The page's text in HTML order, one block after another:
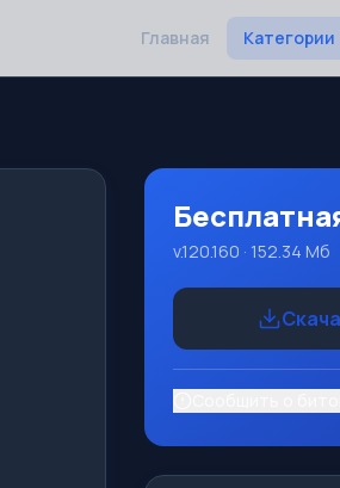
Главная Категории
v.120.160 · 152.34 Мб